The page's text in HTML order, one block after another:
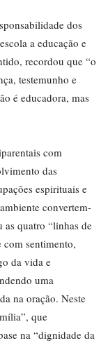
dos
a educação e
recordou que “o
testemunho e
é educadora, mas
com
das
espirituais e
convertem-
as quatro “linhas de
sentimento,
da vida e
uma
na oração. Neste
que
na “dignidade da